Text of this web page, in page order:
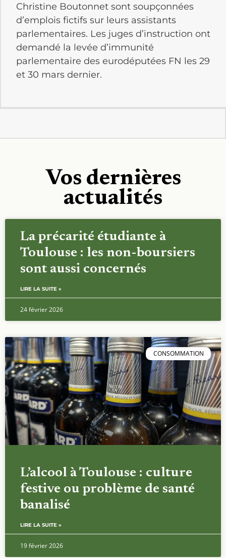
Christine Boutonnet sont soupçonnées
d’emplois fictifs sur leurs assistants
parlementaires. Les juges d’instruction ont
demandé la levée d’immunité
parlementaire des eurodéputées FN les 29
et 30 mars dernier.
Vos dernières
actualités
La précarité étudiante à
Toulouse : les non-boursiers
sont aussi concernés
LIRE LA SUITE »
24 février 2026
CONSOMMATION
L’alcool à Toulouse : culture
festive ou problème de santé
banalisé
LIRE LA SUITE »
19 février 2026